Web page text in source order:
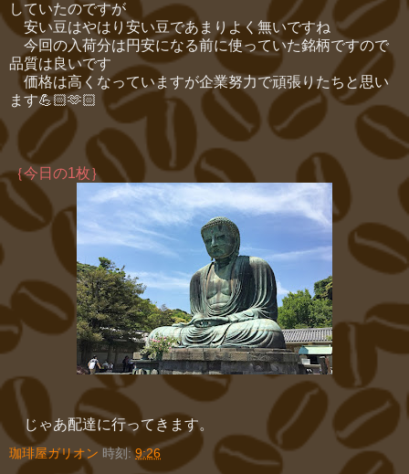
していたのですが
安い豆はやはり安い豆であまりよく無いですね
今回の入荷分は円安になる前に使っていた銘柄ですので
品質は良いです
価格は高くなっていますが企業努力で頑張りたちと思い
ます💪🏻🫶🏻
｛今日の1枚｝
じゃあ配達に行ってきます。
珈琲屋ガリオン 時刻:9:26